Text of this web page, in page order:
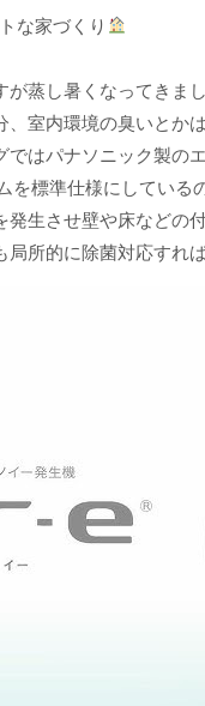
な家づくり
蒸し暑くなってきま
室内環境の臭いとか
はパナソニック製の
を標準仕様にしてい
生させ壁や床などの
局所的に除菌対応すれ